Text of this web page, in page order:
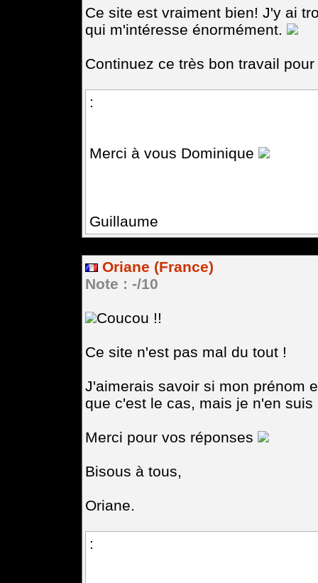
Ce site est vraiment bien! J'y ai
qui m'intéresse énormément.
Continuez ce très bon travail
:
Merci à vous Dominique
Guillaume
Oriane (France)
Note : -/10
Coucou !!
Ce site n'est pas mal du tout !
J'aimerais savoir si mon prénom
que c'est le cas, mais je n'en suis
Merci pour vos réponses
Bisous à tous,
Oriane.
: